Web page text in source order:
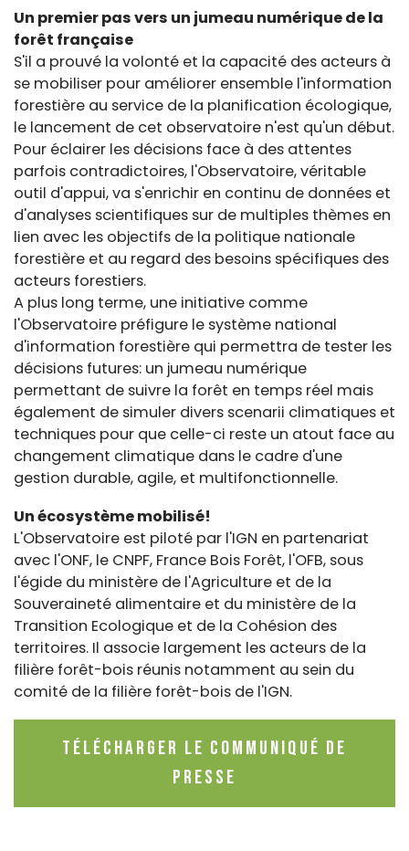
Un premier pas vers un jumeau numérique de la
forêt française
S'il a prouvé la volonté et la capacité des acteurs à
se mobiliser pour améliorer ensemble l'information
forestière au service de la planification écologique,
le lancement de cet observatoire n'est qu'un début.
Pour éclairer les décisions face à des attentes
parfois contradictoires, l'Observatoire, véritable
outil d'appui, va s'enrichir en continu de données et
d'analyses scientifiques sur de multiples thèmes en
lien avec les objectifs de la politique nationale
forestière et au regard des besoins spécifiques des
acteurs forestiers.
A plus long terme, une initiative comme
l'Observatoire préfigure le système national
d'information forestière qui permettra de tester les
décisions futures: un jumeau numérique
permettant de suivre la forêt en temps réel mais
également de simuler divers scenarii climatiques et
techniques pour que celle-ci reste un atout face au
changement climatique dans le cadre d'une
gestion durable, agile, et multifonctionnelle.
Un écosystème mobilisé!
L'Observatoire est piloté par l'IGN en partenariat
avec l'ONF, le CNPF, France Bois Forêt, l'OFB, sous
l'égide du ministère de l'Agriculture et de la
Souveraineté alimentaire et du ministère de la
Transition Ecologique et de la Cohésion des
territoires. Il associe largement les acteurs de la
filière forêt-bois réunis notamment au sein du
comité de la filière forêt-bois de l'IGN.
Télécharger le communiqué de
presse